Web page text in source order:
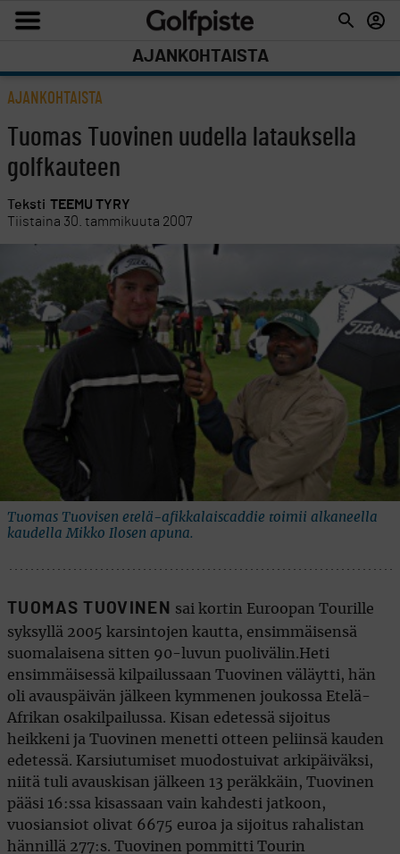
AJANKOHTAISTA
AJANKOHTAISTA
Tuomas Tuovinen uudella latauksella
golfkauteen
Teksti TEEMU TYRY
Tiistaina 30. tammikuuta 2007
Tuomas Tuovisen etelä-afikkalaiscaddie toimii alkaneella
kaudella Mikko Ilosen apuna.
TUOMAS TUOVINEN
sai kortin Euroopan Tourille
syksyllä 2005 karsintojen kautta, ensimmäisensä
suomalaisena sitten 90-luvun puolivälin.Heti
ensimmäisessä kilpailussaan Tuovinen väläytti, hän
oli avauspäivän jälkeen kymmenen joukossa Etelä-
Afrikan osakilpailussa. Kisan edetessä sijoitus
heikkeni ja Tuovinen menetti otteen peliinsä kauden
edetessä. Karsiutumiset muodostuivat arkipäiväksi,
niitä tuli avauskisan jälkeen 13 peräkkäin, Tuovinen
pääsi 16:ssa kisassaan vain kahdesti jatkoon,
vuosiansiot olivat 6675 euroa ja sijoitus rahalistan
hännillä 277:s. Tuovinen pommitti Tourin